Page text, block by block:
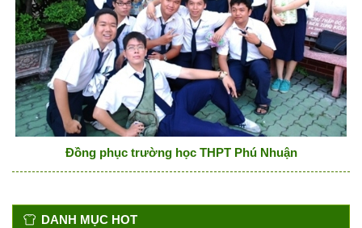
Đồng phục trường học THPT Phú Nhuận
DANH MỤC HOT